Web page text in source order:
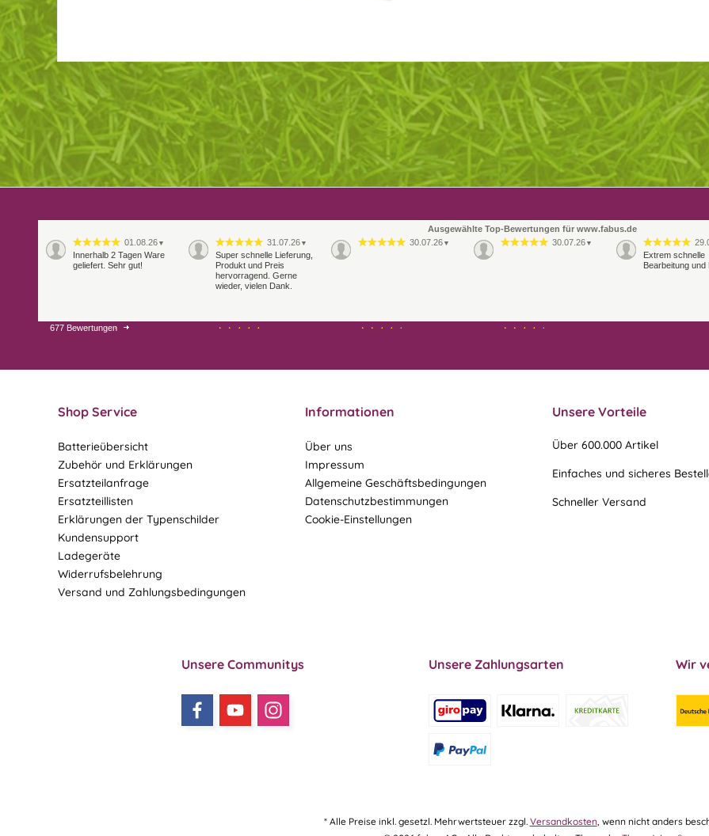
Ausgewählte Top-Bewertungen für www.fabus.de
01.08.26 ▼
Innerhalb 2 Tagen Ware
geliefert. Sehr gut!
31.07.26 ▼
Super schnelle Lieferung,
Produkt und Preis
hervorragend. Gerne
wieder, vielen Dank.
30.07.26 ▼ 30.07.26 ▼
Extrem schnelle
Bearbeitung und
27.07.26
677 Bewertungen
Shop Service
Batterieübersicht
Zubehör und Erklärungen
Ersatzteilanfrage
Ersatzteillisten
Erklärungen der Typenschilder
Kundensupport
Ladegeräte
Widerrufsbelehrung
Versand und Zahlungsbedingungen
Informationen
Über uns
Impressum
Allgemeine Geschäftsbedingungen
Datenschutzbestimmungen
Cookie-Einstellungen
Unsere Vorteile
Über 600.000 Artikel
Einfaches und sicheres
Schneller Versand
Unsere Communitys Unsere Zahlungsarten Wir
* Alle Preise inkl. gesetzl. Mehrwertsteuer zzgl. Versandkosten, wenn nicht anders